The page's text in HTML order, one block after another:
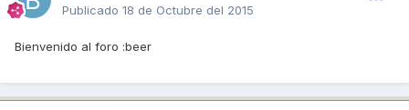
Publicado 18 de Octubre del 2015
Bienvenido al foro :beer